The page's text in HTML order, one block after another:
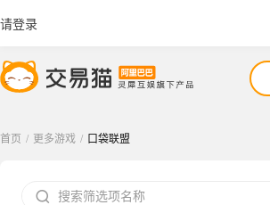
请登录
首页 / 更多游戏 / 口袋联盟
